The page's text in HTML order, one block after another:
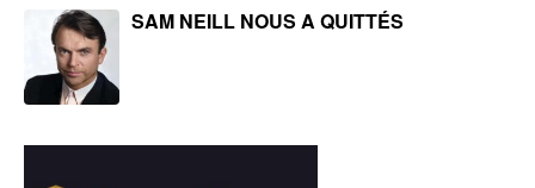
SAM NEILL NOUS A QUITTÉS